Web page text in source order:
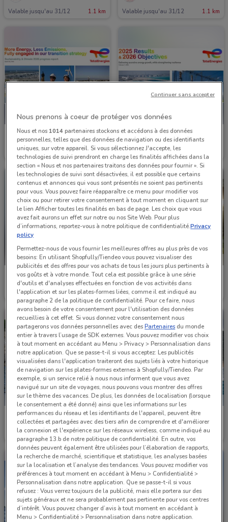
Valable jusqu'au 31/12 1.1 km Valable jusqu'au 31/12 1.1 km
Total Energy
Valable jusqu'au 31/12 1.1 km
Total Energy
Valable jusqu'au 31/12
Yamaha
Valable jusqu'au 31/12 1.1 km
Yamaha
Valable jusqu'au 31/12
Yamaha
Valable jusqu'au 31/12 1.1 km
Yamaha
Valable jusqu'au 31/12 1.1 km
Nous prenons à coeur de protéger vos données
Nous et nos 1014partenaires stockons et accédons à des données
personnelles, telles que des données de navigation ou des identifiants
uniques, sur votre appareil. Si vous sélectionnez J'accepte, les
technologies de suivi prendront en charge les finalités affichées dans la
section « Nous et nos partenaires traitons des données pour fournir ». Si
les technologies de suivi sont désactivées, il est possible que certains
contenus et annonces qui vous sont présentés ne soient pas pertinents
pour vous. Vous pouvez faire réapparaître ce menu pour modifier vos
choix ou pour retirer votre consentement à tout moment en cliquant sur
le lien Afficher toutes les finalités en bas de page. Les choix que vous
avez fait aurons un effet sur notre ou nos Site Web. Pour plus
d’informations, reportez-vous à notre politique de confidentialité.Privacy
policy
Permettez-nous de vous fournir les meilleures offres au plus près de vos
besoins: En utilisant Shopfully/Tiendeo vous pouvez visualiser des
publicités et des offres pour vos achats de tous les jours plus pertinents à
vos goûts et à votre monde. Tout cela est possible grâce à une série
d'outils et d'analyses effectuées en fonction de vos activités dans
l'application et sur les plates-formes liées, comme il est indiqué au
paragraphe 2 de la politique de confidentialité. Pour ce faire, nous
avons besoin de votre consentement pour l'utilisation des données
recueillies à cet effet. Si vous donnez votre consentement nous
partagerons vos données personnelles avec desPartenaires du monde
entier à travers l’usage de SDK externes. Vous pouvez modifier vos choix
à tout moment en accédant au Menu > Privacy > Personnalisation dans
notre application. Que se passe-t-il si vous acceptez: Les publicités
visualisées dans l'application traiteront des sujets liés à votre historique
de navigation sur les plates-formes externes à Shopfully/Tiendeo. Par
exemple, si un service relié à nous nous informent que vous avez
navigué sur un site de voyages, nous pouvons vous montrer des offres
sur le thème des vacances. De plus, les données de localisation (lorsque
le consentement a été donné) ainsi que les informations sur les
performances du réseau et les identifiants de l'appareil, peuvent être
collectées et partagées avec des tiers afin de comprendre et d'améliorer
la connexion et l'expérience sur les réseaux wireless, comme indiqué au
paragraphe 13.b de notre politique de confidentialité. En outre, vos
données peuvent également être utilisées pour l’élaboration de rapports,
la recherche de marché, scientifique et statistique, les analyses basées
sur la localisation et l’analyse des tendances. Vous pouvez modifier vos
préférences à tout moment en accédant à Menu > Confidentialité >
Personnalisation dans notre application. Que se passe-t-il si vous
refusez : Vous verrez toujours de la publicité, mais elle portera sur des
sujets généraux et ne sera probablement pas pertinente pour vos centres
d’intérêt. Vous pouvez changer d’avis à tout moment en accédant à
Menu > Confidentialité > Personnalisation dans notre application.
Continuer sans accepter